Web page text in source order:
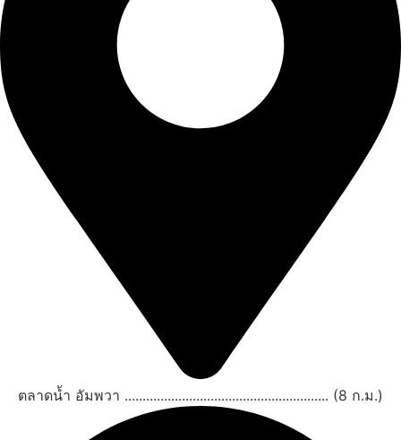
ตลาดน้ำ อัมพวา ......................................................... (8 ก.ม.)